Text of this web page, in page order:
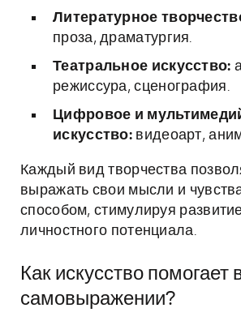
Литературное
проза, драматургия.
Театральное искусство:
режиссура, сценография.
Цифровое и
искусство: видеоарт,
Каждый вид творчества
выражать свои мысли и
способом, стимулируя
личностного потенциала.
Как искусство помогает
самовыражении?